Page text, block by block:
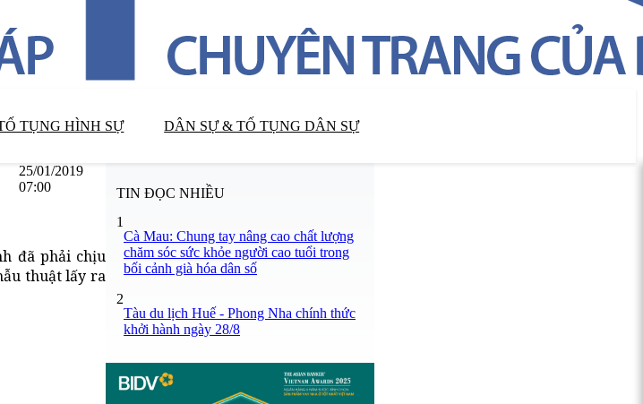
TỤNG HÌNH SỰ DÂN SỰ & TỐ TỤNG DÂN SỰ
25/01/2019
07:00
đã phải chịu
thuật lấy ra
TIN ĐỌC NHIỀU
1
Cà Mau: Chung tay nâng cao chất lượng
chăm sóc sức khỏe người cao tuổi trong
bối cảnh già hóa dân số
2
Tàu du lịch Huế - Phong Nha chính thức
khởi hành ngày 28/8